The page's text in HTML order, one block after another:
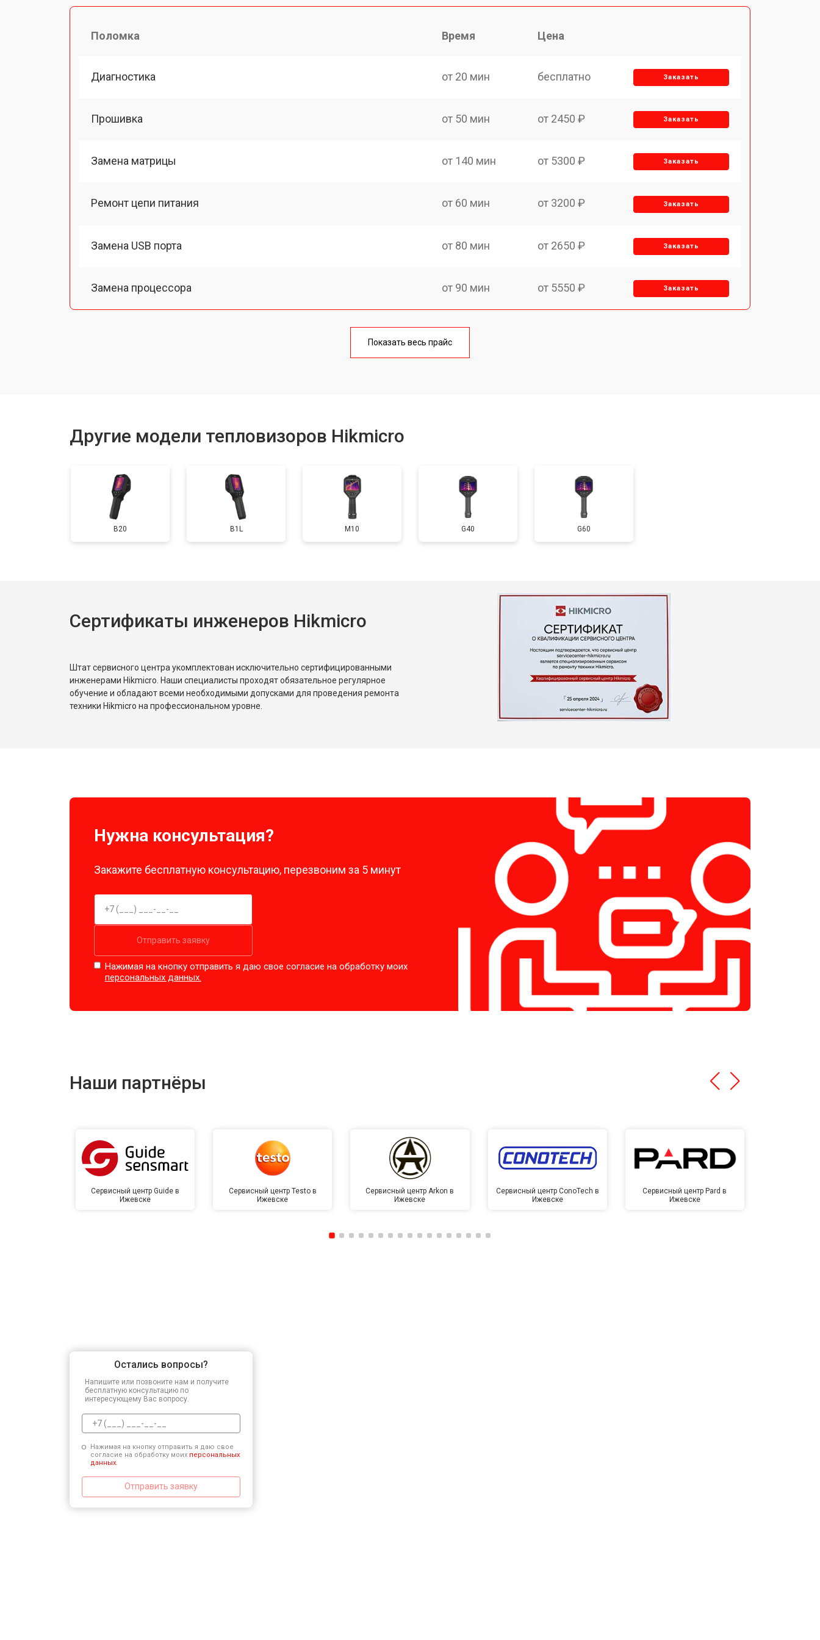
Поломка Время Цена
Диагностика от 20 мин бесплатно Заказать
Прошивка от 50 мин от 2450 ₽ Заказать
Замена матрицы от 140 мин от 5300 ₽ Заказать
Ремонт цепи питания от 60 мин от 3200 ₽ Заказать
Замена USB порта от 80 мин от 2650 ₽ Заказать
Замена процессора от 90 мин от 5550 ₽ Заказать
от 160 мин
Показать весь прайс
Другие модели тепловизоров Hikmicro
B20 B1L M10 G40 G60
Сертификаты инженеров Hikmicro
Штат сервисного центра укомплектован исключительно сертифицированными
инженерами Hikmicro. Наши специалисты проходят обязательное регулярное
обучение и обладают всеми необходимыми допусками для проведения ремонта
техники Hikmicro на профессиональном уровне.
Нужна консультация?
Закажите бесплатную консультацию, перезвоним за 5 минут
Отправить заявку
Нажимая на кнопку отправить я даю свое согласие на обработку моих
персональных данных.
Наши партнёры
Сервисный центр Guide в
Ижевске
Сервисный центр Testo в
Ижевске
Сервисный центр Arkon в
Ижевске
Сервисный центр ConoTech в
Ижевске
Сервисный центр Pard в
Ижевске
Остались вопросы?
Напишите или позвоните нам и получите
бесплатную консультацию по
интересующему Вас вопросу.
Нажимая на кнопку отправить я даю свое
согласие на обработку моих персональных
данных.
Отправить заявку